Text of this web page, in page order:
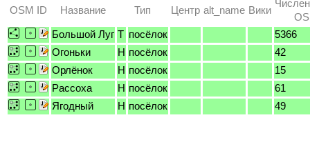
OSM ID Название Тип Центр alt_name Вики
Большой Луг T посёлок
5366
Огоньки
H посёлок
42
Орлёнок
H посёлок
15
Рассоха
H посёлок
61
Ягодный
H посёлок 49